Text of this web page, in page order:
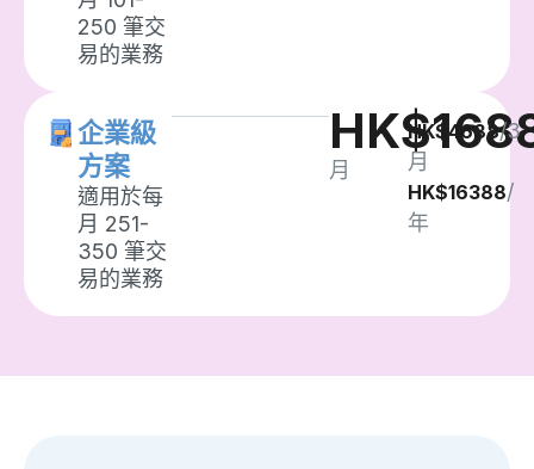
250 筆交
易的業務
企業級
方案
適用於每
月 251-
350 筆交
易的業務
月
HK$4688/3
月
HK$16388/
年